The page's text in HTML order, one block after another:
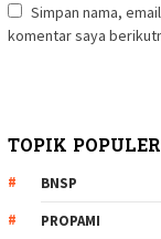
Simpan nama,
komentar saya
TOPIK POPULER
BNSP
PROPAMI